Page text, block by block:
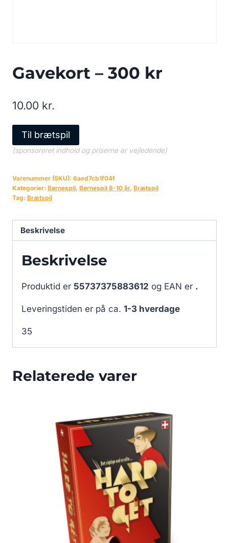
Gavekort – 300 kr
10.00 kr.
Til brætspil
(sponsoreret indhold og priserne er vejledende)
Varenummer (SKU): 6aed7cb1f04f
Kategorier: Børnespil, Børnespil 8-10 år, Brætspil
Tag: Brætspil
Beskrivelse
Beskrivelse
Produktid er 55737375883612 og EAN er .
Leveringstiden er på ca. 1-3 hverdage
35
Relaterede varer